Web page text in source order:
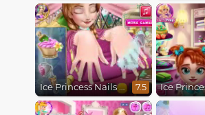
Ice Princess Nails Spa 7.5